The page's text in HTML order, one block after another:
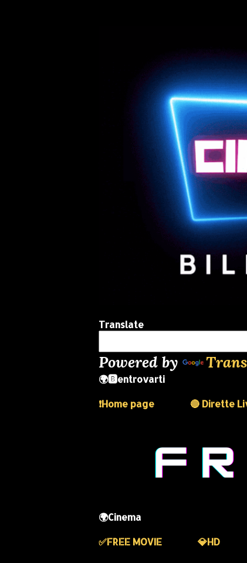
Translate
Powered by
🌍🅱️entrovarti
❗️Home page
🔴 Dirette
🌍Cinema
✅️FREE MOVIE
💎HD